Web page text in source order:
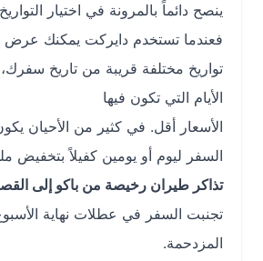
ينصح دائماً بالمرونة في اختيار التواريخ قدر
فعندما تستخدم دايركت يمكنك عرض
تواريخ مختلفة قريبة من تاريخ سفرك،
الأيام التي تكون فيها
الأسعار أقل. في كثير من الأحيان يكون
السفر ليوم أو يومين كفيلاً بتخفيض
تذاكر طيران رخيصة من باكو إلى القصيم،
تجنبت السفر في عطلات نهاية الأسبوع أو
المزدحمة.